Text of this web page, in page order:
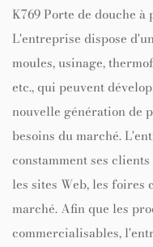
K769 Porte de douche
L'entreprise dispose
moules, usinage,
etc., qui peuvent
nouvelle génération de
besoins du marché.
constamment ses
les sites Web, les foires
marché. Afin que les
commercialisables,